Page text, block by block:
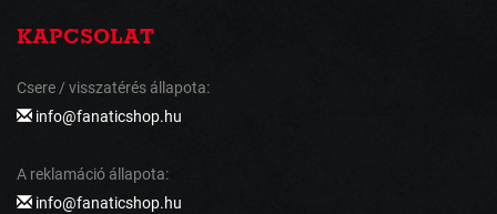
KAPCSOLAT
Csere / visszatérés állapota:
info@fanaticshop.hu
A reklamáció állapota:
info@fanaticshop.hu